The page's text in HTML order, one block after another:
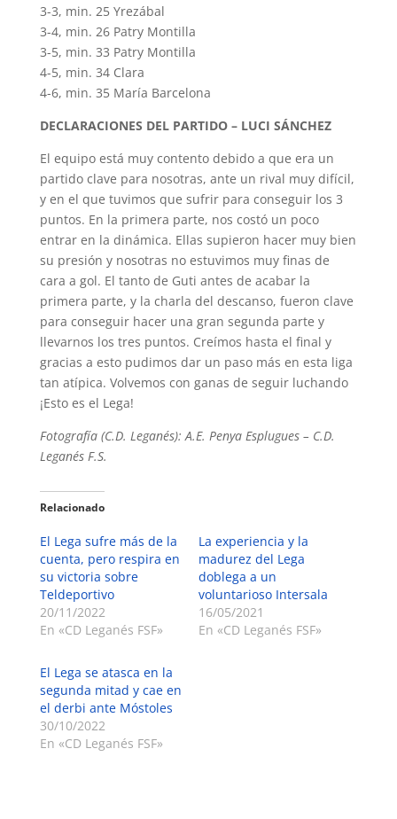
3-3, min. 25 Yrezábal
3-4, min. 26 Patry Montilla
3-5, min. 33 Patry Montilla
4-5, min. 34 Clara
4-6, min. 35 María Barcelona
DECLARACIONES DEL PARTIDO – LUCI SÁNCHEZ
El equipo está muy contento debido a que era un
partido clave para nosotras, ante un rival muy difícil,
y en el que tuvimos que sufrir para conseguir los 3
puntos. En la primera parte, nos costó un poco
entrar en la dinámica. Ellas supieron hacer muy bien
su presión y nosotras no estuvimos muy finas de
cara a gol. El tanto de Guti antes de acabar la
primera parte, y la charla del descanso, fueron clave
para conseguir hacer una gran segunda parte y
llevarnos los tres puntos. Creímos hasta el final y
gracias a esto pudimos dar un paso más en esta liga
tan atípica. Volvemos con ganas de seguir luchando
¡Esto es el Lega!
Fotografía (C.D. Leganés): A.E. Penya Esplugues – C.D.
Leganés F.S.
Relacionado
El Lega sufre más de la
cuenta, pero respira en
su victoria sobre
Teldeportivo
20/11/2022
En «CD Leganés FSF»
La experiencia y la
madurez del Lega
doblega a un
voluntarioso Intersala
16/05/2021
En «CD Leganés FSF»
El Lega se atasca en la
segunda mitad y cae en
el derbi ante Móstoles
30/10/2022
En «CD Leganés FSF»